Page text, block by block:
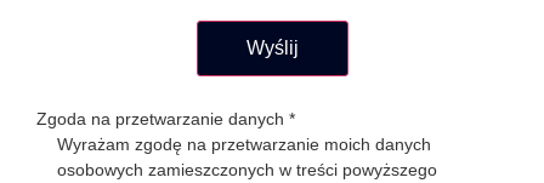
Wyślij
Zgoda na przetwarzanie danych *
Wyrażam zgodę na przetwarzanie moich danych
osobowych zamieszczonych w treści powyższego